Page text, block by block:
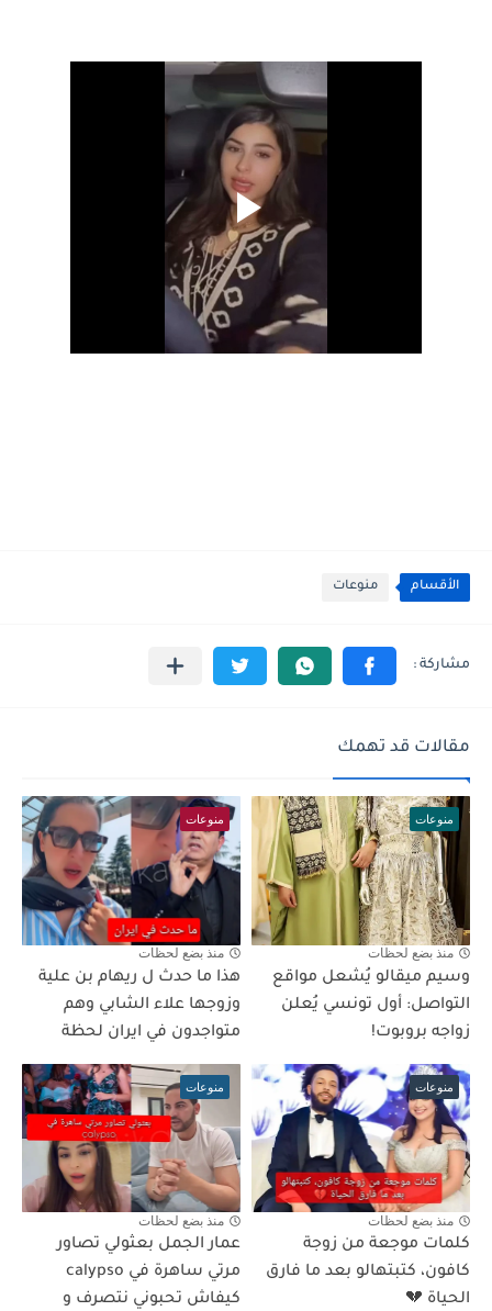
الأقسام منوعات
مقالات قد تهمك
منوعات
منذ بضع لحظات
وسيم ميقالو يُشعل مواقع
التواصل: أول تونسي يُعلن
زواجه بروبوت!
منوعات
منذ بضع لحظات
هذا ما حدث ل ريهام بن علية
وزوجها علاء الشابي وهم
متواجدون في ايران لحظة
منوعات
منذ بضع لحظات
كلمات موجعة من زوجة
كافون، كتبتهالو بعد ما فارق
الحياة 💔
منوعات
منذ بضع لحظات
عمار الجمل بعثولي تصاور
مرتي ساهرة في calypso
كيفاش تحبوني نتصرف و